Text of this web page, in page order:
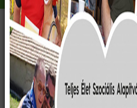
2025. OKTÓBER 13
Köszönet az OVB
Mészáros
Köszönet az OVB Magyarország-
adományáért